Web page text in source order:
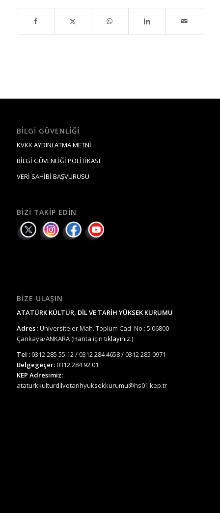
BILGI GÜVENLIĞI
KVKK AYDINLATMA METNİ
BİLGİ GÜVENLİĞİ POLİTİKASI
VERİ SAHİBİ BAŞVURUSU
BIZI TAKIP EDIN
BIZE ULAŞIN
ATATÜRK KÜLTÜR, DİL VE TARİH YÜKSEK KURUMU
Adres : Üniversiteler Mah. Toplum Cad. No.: 5 06800
Çankaya/ANKARA (Harita için tıklayınız.)
Tel :0312 285 55 12 / 0312 284 4658 / 0312 285 0971
Belgegeçer:0312 284 92 01
KEP Adresimiz:
ataturkkulturdilvetarihyuksekkurumu@hs01.kep.tr